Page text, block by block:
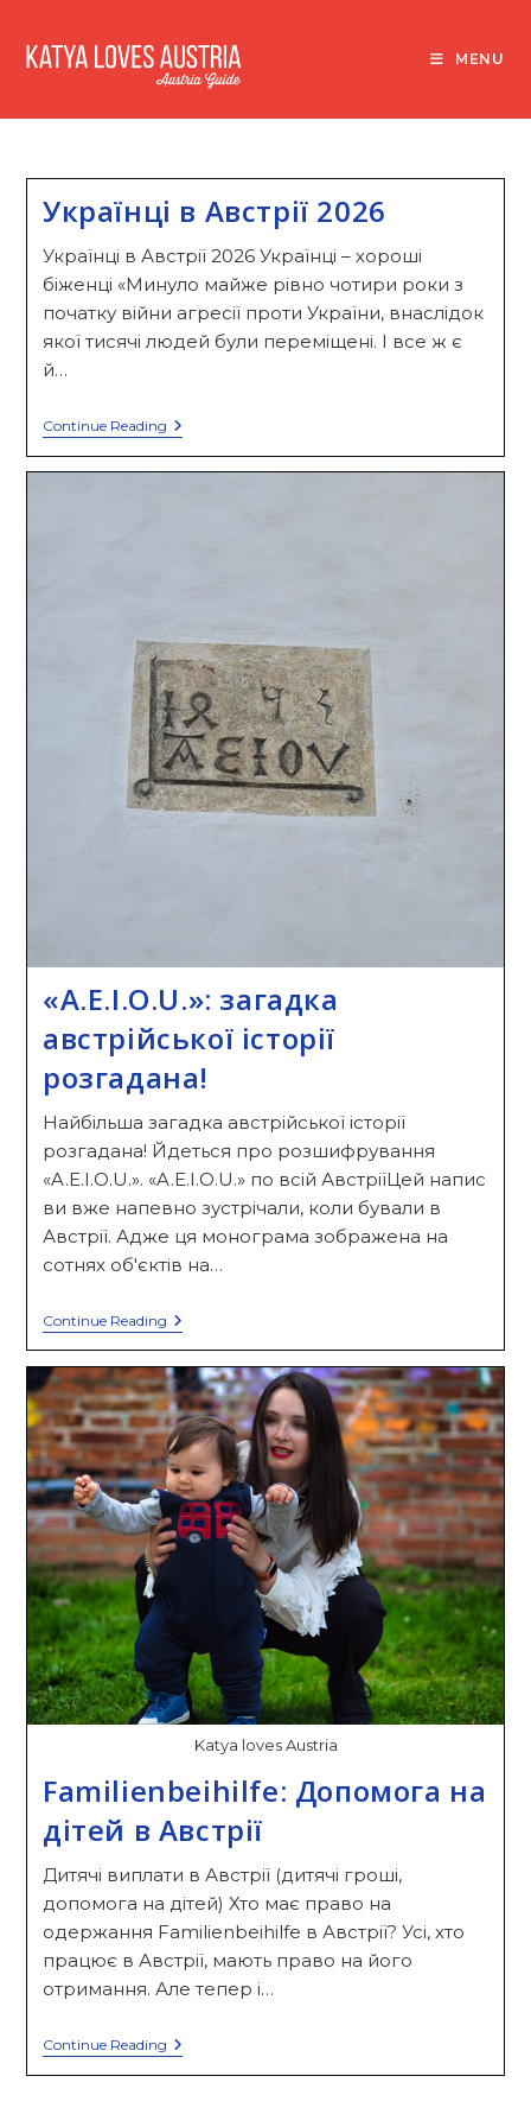
content
MENU
Українці в Австрії 2026
Українці в Австрії 2026 Українці – хороші
біженці «Минуло майже рівно чотири роки з
початку війни агресії проти України, внаслідок
якої тисячі людей були переміщені. І все ж є
й…
Continue ReadingУкраїнці
В
Австрії
«A.E.I.O.U.»: загадка
австрійської історії
розгадана!
Найбільша загадка австрійської історії
розгадана! Йдеться про розшифрування
«A.E.I.O.U.». «A.E.I.O.U.» по всій АвстріїЦей напис
ви вже напевно зустрічали, коли бували в
Австрії. Адже ця монограма зображена на
сотнях об'єктів на…
Continue Reading«A.E.I.O.U.»:
Загадка
Історії
Розгадана!
Katya loves Austria
Familienbeihilfe: Допомога на
дітей в Австрії
Дитячі виплати в Австрії (дитячі гроші,
допомога на дітей) Хто має право на
одержання Familienbeihilfe в Австрії? Усі, хто
працює в Австрії, мають право на його
отримання. Але тепер і…
Continue ReadingFamilienbeihilfe:
Допомога
На